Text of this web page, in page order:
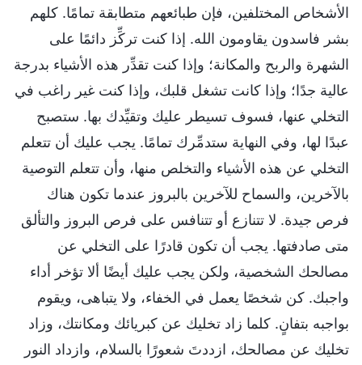
الأشخاص المختلفين، فإن طبائعهم متطابقة تمامًا. كلهم
بشر فاسدون يقاومون الله. إذا كنت تركِّز دائمًا على
الشهرة والربح والمكانة؛ وإذا كنت تقدِّر هذه الأشياء بدرجة
عالية جدًا؛ وإذا كانت تشغل قلبك، وإذا كنت غير راغب في
التخلي عنها، فسوف تسيطر عليك وتقيِّدك بها. ستصبح
عبدًا لها، وفي النهاية ستدمِّرك تمامًا. يجب عليك أن تتعلم
التخلي عن هذه الأشياء والتخلص منها، وأن تتعلم التوصية
بالآخرين، والسماح للآخرين بالبروز عندما تكون هناك
فرص جيدة. لا تتنازع أو تتنافس على فرص البروز والتألق
متى صادفتها. يجب أن تكون قادرًا على التخلي عن
مصالحك الشخصية، ولكن يجب عليك أيضًا ألا تؤخر أداء
واجبك. كن شخصًا يعمل في الخفاء، ولا يتباهى، ويقوم
بواجبه بتفانٍ. كلما زاد تخليك عن كبريائك ومكانتك، وزاد
تخليك عن مصالحك، ازددتَ شعورًا بالسلام، وازداد النور